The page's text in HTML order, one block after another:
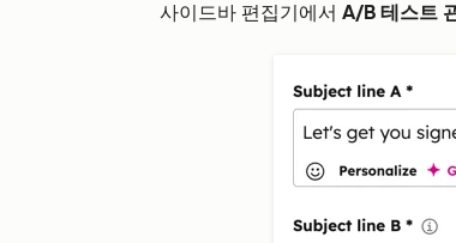
사이드바 편집기에서 A/B 테스트